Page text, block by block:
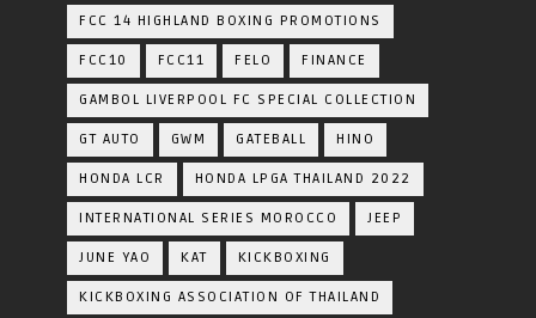
FCC 14 HIGHLAND BOXING PROMOTIONS
FCC10 FCC11 FELO FINANCE
GAMBOL LIVERPOOL FC SPECIAL COLLECTION
GT AUTO GWM GATEBALL HINO
HONDA LCR HONDA LPGA THAILAND 2022
INTERNATIONAL SERIES MOROCCO JEEP
JUNE YAO KAT KICKBOXING
KICKBOXING ASSOCIATION OF THAILAND